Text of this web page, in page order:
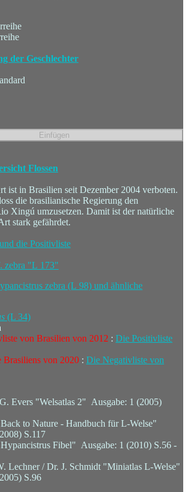
der Geschlechter
Flossen
ist in Brasilien seit Dezember 2004 verboten.
die brasilianische Regierung den
Xingú umzusetzen. Damit ist der natürliche
stark gefährdet.
die Positivliste
zebra "L 173"
(L 34)
von Brasilien von 2012 : Die Positivliste
von 2020 : Die Negativliste von
Evers "Welsatlas 2" Ausgabe: 1 (2005)
to Nature - Handbuch für L-Welse"
S.117
Fibel" Ausgabe: 1 (2010) S.56 -
Lechner / Dr. J. Schmidt "Miniatlas L-Welse"
S.96